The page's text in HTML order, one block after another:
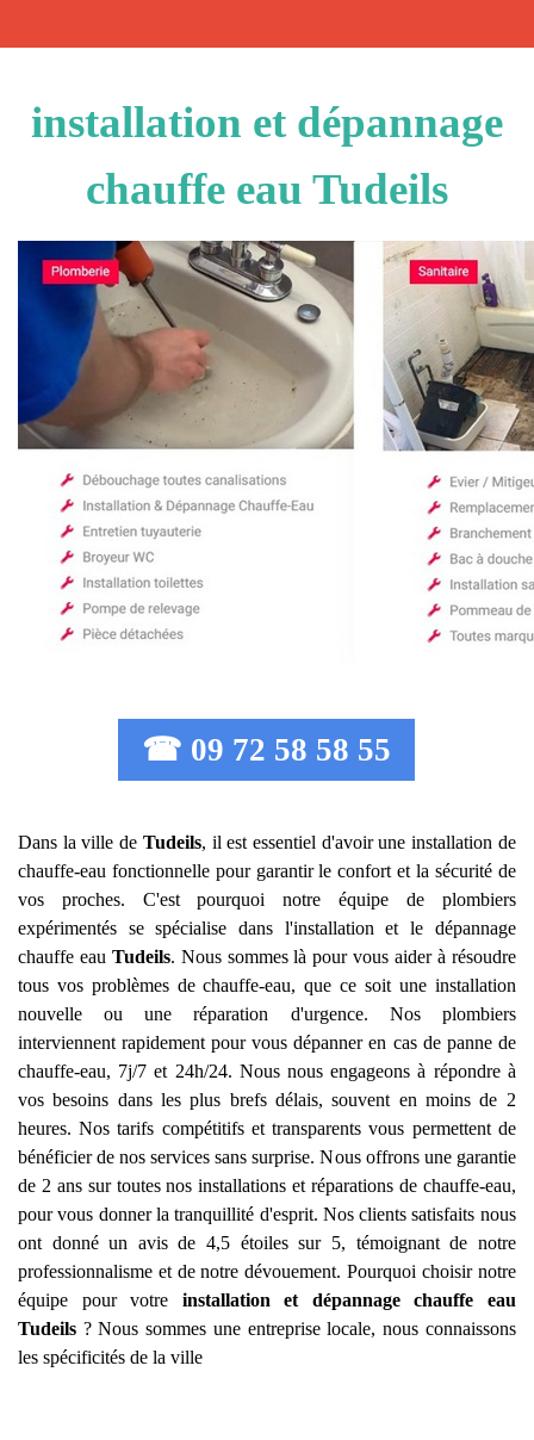
installation et dépannage
chauffe eau Tudeils
☎ 09 72 58 58 55
Dans la ville de Tudeils, il est essentiel d'avoir une installation de
chauffe-eau fonctionnelle pour garantir le confort et la sécurité de
vos proches. C'est pourquoi notre équipe de plombiers
expérimentés se spécialise dans l'installation et le dépannage
chauffe eau Tudeils. Nous sommes là pour vous aider à résoudre
tous vos problèmes de chauffe-eau, que ce soit une installation
nouvelle ou une réparation d'urgence. Nos plombiers
interviennent rapidement pour vous dépanner en cas de panne de
chauffe-eau, 7j/7 et 24h/24. Nous nous engageons à répondre à
vos besoins dans les plus brefs délais, souvent en moins de 2
heures. Nos tarifs compétitifs et transparents vous permettent de
bénéficier de nos services sans surprise. Nous offrons une garantie
de 2 ans sur toutes nos installations et réparations de chauffe-eau,
pour vous donner la tranquillité d'esprit. Nos clients satisfaits nous
ont donné un avis de 4,5 étoiles sur 5, témoignant de notre
professionnalisme et de notre dévouement. Pourquoi choisir notre
équipe pour votre installation et dépannage chauffe eau
Tudeils ? Nous sommes une entreprise locale, nous connaissons
les spécificités de la ville